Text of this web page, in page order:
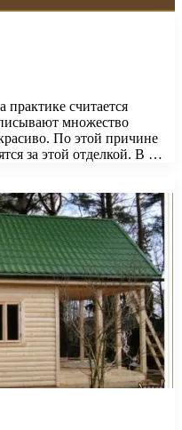
считается
множество
По этой причине
за этой отделкой. В …